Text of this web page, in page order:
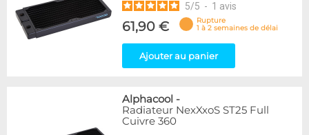
5/5 - 1 avis
61,90 €
Rupture
1 à 2 semaines de délai
Ajouter au panier
Alphacool -
Radiateur NexXxoS ST25 Full
Cuivre 360